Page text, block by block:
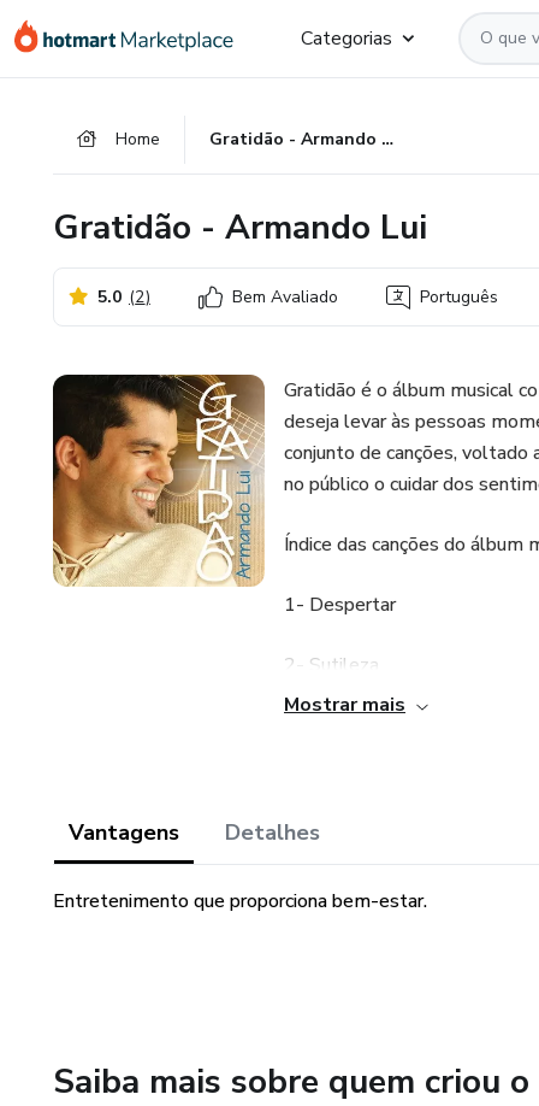
para
para
para
Categorias
Home Gratidão - Armando Lui
Gratidão - Armando Lui
5.0 (2) Bem Avaliado Português
Gratidão é o álbum musical
deseja levar às pessoas
conjunto de canções, voltado
no público o cuidar dos
Índice das canções do álbum
1- Despertar
2- Sutileza
5- Guia
6- Desacelera
9- Recanto
Mostrar mais
Vantagens Detalhes
Entretenimento que proporciona bem-estar.
Saiba mais sobre quem criou